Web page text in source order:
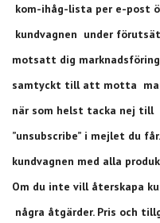
kom-ihåg-lista per e-post
kundvagnen under
motsatt dig
samtyckt till att motta
när som helst tacka nej till
”unsubscribe” i mejlet du
kundvagnen med alla
Om du inte vill återskapa
några åtgärder. Pris och